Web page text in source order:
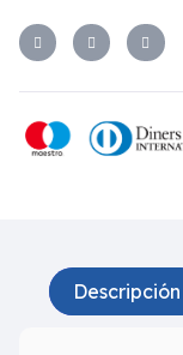
Descripción